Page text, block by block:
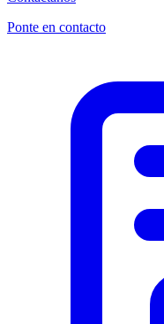
Ponte en contacto